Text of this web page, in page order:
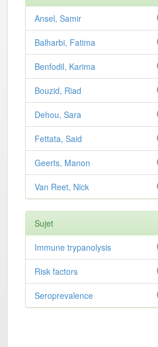
Ansel, Samir
Balharbi, Fatima
Benfodil, Karima
Bouzid, Riad
Dehou, Sara
Fettata, Said
Geerts, Manon
Van Reet, Nick
Sujet
Immune trypanolysis
Risk factors
Seroprevalence